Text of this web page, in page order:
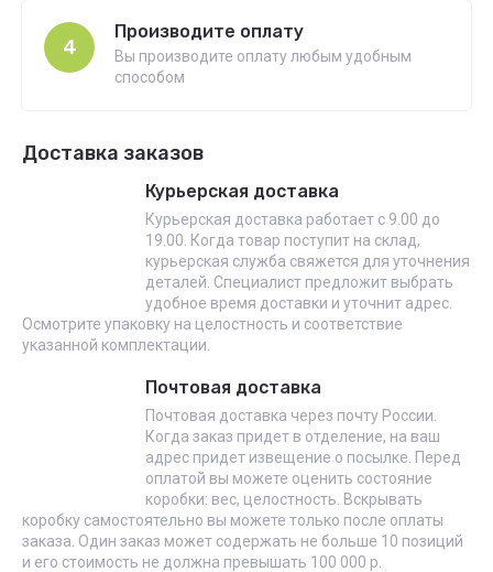
4
Производите оплату
Вы производите оплату любым удобным
способом
Доставка заказов
Курьерская доставка
Курьерская доставка работает с 9.00 до
19.00. Когда товар поступит на склад,
курьерская служба свяжется для уточнения
деталей. Специалист предложит выбрать
удобное время доставки и уточнит адрес.
Осмотрите упаковку на целостность и соответствие
указанной комплектации.
Почтовая доставка
Почтовая доставка через почту России.
Когда заказ придет в отделение, на ваш
адрес придет извещение о посылке. Перед
оплатой вы можете оценить состояние
коробки: вес, целостность. Вскрывать
коробку самостоятельно вы можете только после оплаты
заказа. Один заказ может содержать не больше 10 позиций
и его стоимость не должна превышать 100 000 р.